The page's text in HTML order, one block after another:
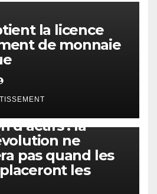
la licence
de monnaie
d’actifs : la
ne
pas quand les
les